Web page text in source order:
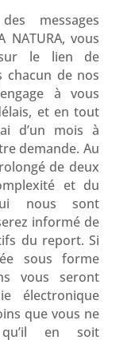
messages
vous
sur le lien de
chacun de nos
à vous
et en tout
d’un mois à
demande. Au
de deux
et du
nous sont
informé de
du report. Si
sous forme
vous seront
électronique
que vous ne
qu’il en soit